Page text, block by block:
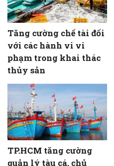
Tăng cường chế tài đối
với các hành vi vi
phạm trong khai thác
thủy sản
TP.HCM tăng cường
quản lý tàu cá, chủ